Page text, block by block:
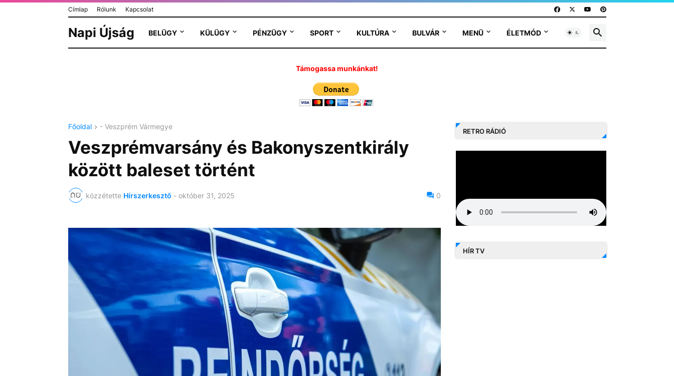
Címlap Rólunk Kapcsolat
Napi Újság BELÜGY KÜLÜGY PÉNZÜGY SPORT KULTÚRA BULVÁR MENÜ ÉLETMÓD
Támogassa munkánkat!
Főoldal - Veszprém Vármegye
Veszprémvarsány és Bakonyszentkirály
között baleset történt
közzétette Hírszerkesztő - október 31, 2025 0
RETRO RÁDIÓ
HÍR TV